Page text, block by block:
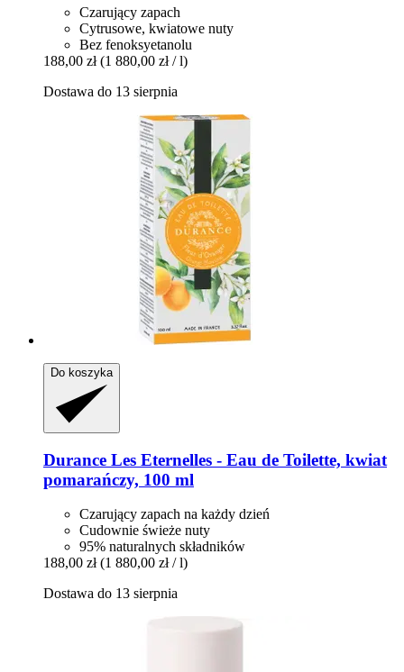
Czarujący zapach
Cytrusowe, kwiatowe nuty
Bez fenoksyetanolu
188,00 zł (1 880,00 zł / l)
Dostawa do 13 sierpnia
Do koszyka
Durance Les Eternelles -​ Eau de Toilette, kwiat
pomarańczy, 100 ml
Czarujący zapach na każdy dzień
Cudownie świeże nuty
95% naturalnych składników
188,00 zł (1 880,00 zł / l)
Dostawa do 13 sierpnia